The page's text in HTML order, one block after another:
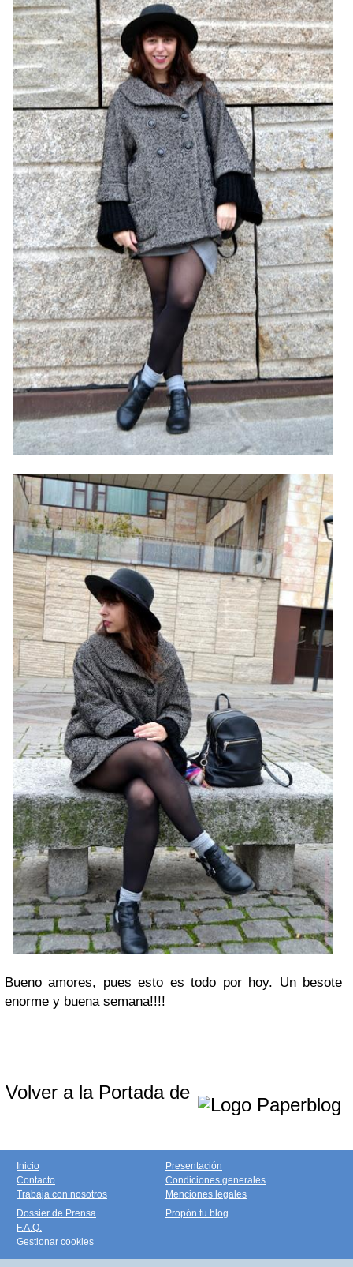
Bueno amores, pues esto es todo por hoy. Un besote
enorme y buena semana!!!!
Volver a la Portada de
Inicio
Contacto
Trabaja con nosotros
Presentación
Condiciones generales
Menciones legales
Dossier de Prensa
F.A.Q.
Gestionar cookies
Propón tu blog